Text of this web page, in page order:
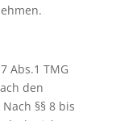
Abs.1 TMG
den
§§ 8 bis